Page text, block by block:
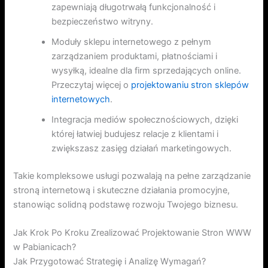
zapewniają długotrwałą funkcjonalność i
bezpieczeństwo witryny.
Moduły sklepu internetowego z pełnym
zarządzaniem produktami, płatnościami i
wysyłką, idealne dla firm sprzedających online.
Przeczytaj więcej o projektowaniu stron sklepów
internetowych.
Integracja mediów społecznościowych, dzięki
której łatwiej budujesz relacje z klientami i
zwiększasz zasięg działań marketingowych.
Takie kompleksowe usługi pozwalają na pełne zarządzanie
stroną internetową i skuteczne działania promocyjne,
stanowiąc solidną podstawę rozwoju Twojego biznesu.
Jak Krok Po Kroku Zrealizować Projektowanie Stron WWW
w Pabianicach?
Jak Przygotować Strategię i Analizę Wymagań?